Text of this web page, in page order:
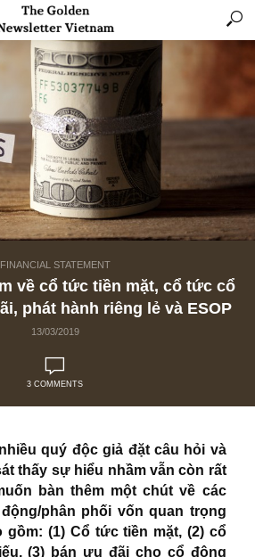
FINANCIAL STATEMENT
về cổ tức tiền mặt, cổ
13/03/2019
nhiều quý độc giả đặt câu hỏi
sát thấy sự hiểu nhầm vẫn còn
bàn thêm một chút về